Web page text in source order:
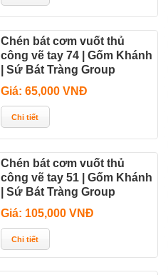
Chén bát cơm vuốt thủ
công vẽ tay 74 | Gốm Khánh
| Sứ Bát Tràng Group
Giá: 65,000 VNĐ
Chén bát cơm vuốt thủ
công vẽ tay 51 | Gốm Khánh
| Sứ Bát Tràng Group
Giá: 105,000 VNĐ